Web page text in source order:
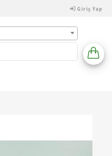
Giriş Yap